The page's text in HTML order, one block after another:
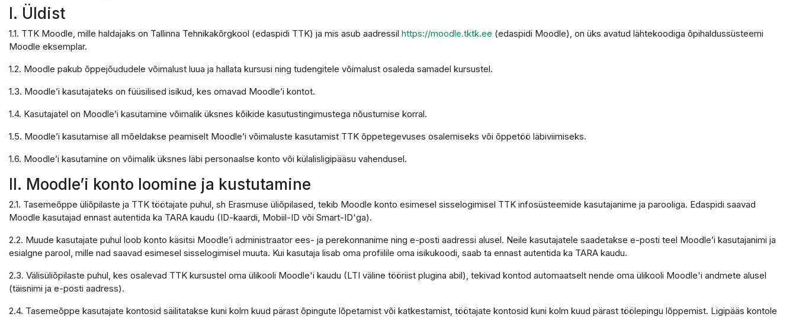
I. Üldist
1.1. TTK Moodle, mille haldajaks on Tallinna Tehnikakõrgkool (edaspidi TTK) ja mis asub aadressil https://moodle.tktk.ee (edaspidi Moodle), on üks avatud lähtekoodiga õpihaldussüsteemi
Moodle eksemplar.
1.2. Moodle pakub õppejõududele võimalust luua ja hallata kursusi ning tudengitele võimalust osaleda samadel kursustel.
1.3. Moodle’i kasutajateks on füüsilised isikud, kes omavad Moodle’i kontot.
1.4. Kasutajatel on Moodle’i kasutamine võimalik üksnes kõikide kasutustingimustega nõustumise korral.
1.5. Moodle’i kasutamise all mõeldakse peamiselt Moodle’i võimaluste kasutamist TTK õppetegevuses osalemiseks või õppetöö läbiviimiseks.
1.6. Moodle’i kasutamine on võimalik üksnes läbi personaalse konto või külalisligipääsu vahendusel.
II. Moodle’i konto loomine ja kustutamine
2.1. Tasemeõppe üliõpilaste ja TTK töötajate puhul, sh Erasmuse üliõpilased, tekib Moodle konto esimesel sisselogimisel TTK infosüsteemide kasutajanime ja parooliga. Edaspidi saavad
Moodle kasutajad ennast autentida ka TARA kaudu (ID-kaardi, Mobiil-ID või Smart-ID'ga).
2.2. Muude kasutajate puhul loob konto käsitsi Moodle’i administraator ees- ja perekonnanime ning e-posti aadressi alusel. Neile kasutajatele saadetakse e-posti teel Moodle’i kasutajanimi ja
esialgne parool, mille nad saavad esimesel sisselogimisel muuta. Kui kasutaja lisab oma profiilile oma isikukoodi, saab ta ennast autentida ka TARA kaudu.
2.3. Välisüliõpilaste puhul, kes osalevad TTK kursustel oma ülikooli Moodle'i kaudu (LTI väline tööriist plugina abil), tekivad kontod automaatselt nende oma ülikooli Moodle'i andmete alusel
(täisnimi ja e-posti aadress).
2.4. Tasemeõppe kasutajate kontosid säilitatakse kuni kolm kuud pärast õpingute lõpetamist või katkestamist, töötajate kontosid kuni kolm kuud pärast töölepingu lõppemist. Ligipääs kontole